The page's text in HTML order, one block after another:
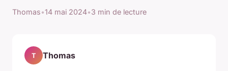
Thomas•14 mai 2024•3 min de lecture
T Thomas